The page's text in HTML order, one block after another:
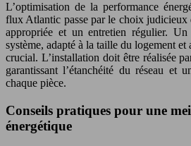
L’optimisation de la performance
flux Atlantic passe par le choix judicieux
appropriée et un entretien régulier.
système, adapté à la taille du logement et
crucial. L’installation doit être réalisée
garantissant l’étanchéité du réseau et
chaque pièce.
Conseils pratiques pour une
énergétique